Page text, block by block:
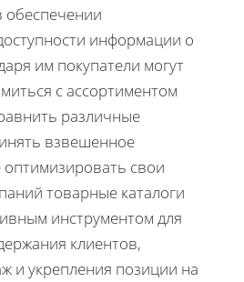
информации о
им покупатели могут
с ассортиментом
различные
взвешенное
свои
товарные каталоги
инструментом для
клиентов,
и укрепления позиции на